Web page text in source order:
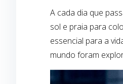
A cada dia que
sol e praia para
essencial para a
mundo foram